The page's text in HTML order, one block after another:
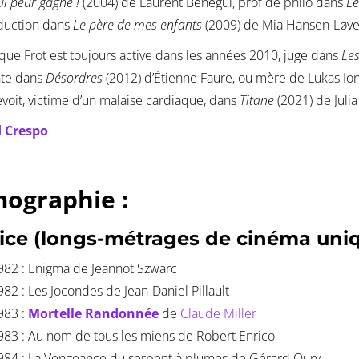
dansLe père de mes enfants(2009) de Mia Hansen-
Frot est toujours active dans les années 2010, juge dans
dansDésordres(2012) d’Étienne Faure, ou mère de Lukas
victime d’un malaise cardiaque, dans Titane(2021) de
Crespo
:
(longs-métrages de cinéma
: Enigma de Jeannot Szwarc
: Les Jocondes de Jean-Daniel Pillault
: Mortelle Randonnée de Claude Miller
: Au nom de tous les miens de Robert Enrico